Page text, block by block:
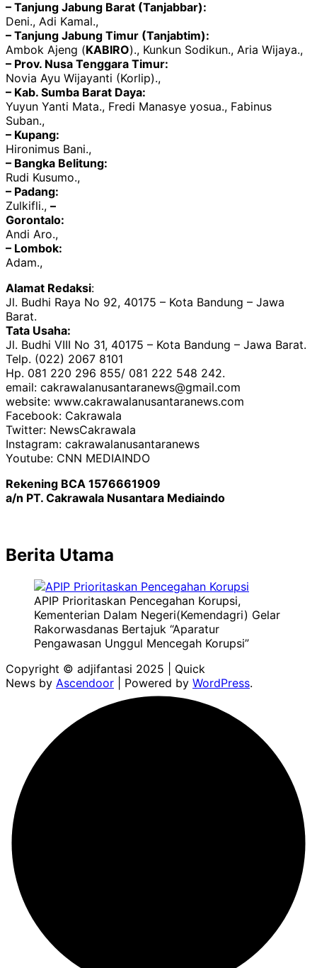
– Tanjung Jabung Barat (Tanjabbar):
Deni., Adi Kamal.,
– Tanjung Jabung Timur (Tanjabtim):
Ambok Ajeng (KABIRO)., Kunkun Sodikun., Aria Wijaya.,
– Prov. Nusa Tenggara Timur:
Novia Ayu Wijayanti (Korlip).,
– Kab. Sumba Barat Daya:
Yuyun Yanti Mata., Fredi Manasye yosua., Fabinus
Suban.,
– Kupang:
Hironimus Bani.,
– Bangka Belitung:
Rudi Kusumo.,
– Padang:
Zulkifli., –
Gorontalo:
Andi Aro.,
– Lombok:
Adam.,
Alamat Redaksi:
Jl. Budhi Raya No 92, 40175 – Kota Bandung – Jawa
Barat.
Tata Usaha:
Jl. Budhi VIII No 31, 40175 – Kota Bandung – Jawa Barat.
Telp. (022) 2067 8101
Hp. 081 220 296 855/ 081 222 548 242.
email: cakrawalanusantaranews@gmail.com
website: www.cakrawalanusantaranews.com
Facebook: Cakrawala
Twitter: NewsCakrawala
Instagram: cakrawalanusantaranews
Youtube: CNN MEDIAINDO
Rekening BCA 1576661909
a/n PT. Cakrawala Nusantara Mediaindo
Berita Utama
APIP Prioritaskan Pencegahan Korupsi,
Kementerian Dalam Negeri(Kemendagri) Gelar
Rakorwasdanas Bertajuk “Aparatur
Pengawasan Unggul Mencegah Korupsi”
Copyright © adjifantasi 2025 | Quick
News by Ascendoor | Powered by WordPress.